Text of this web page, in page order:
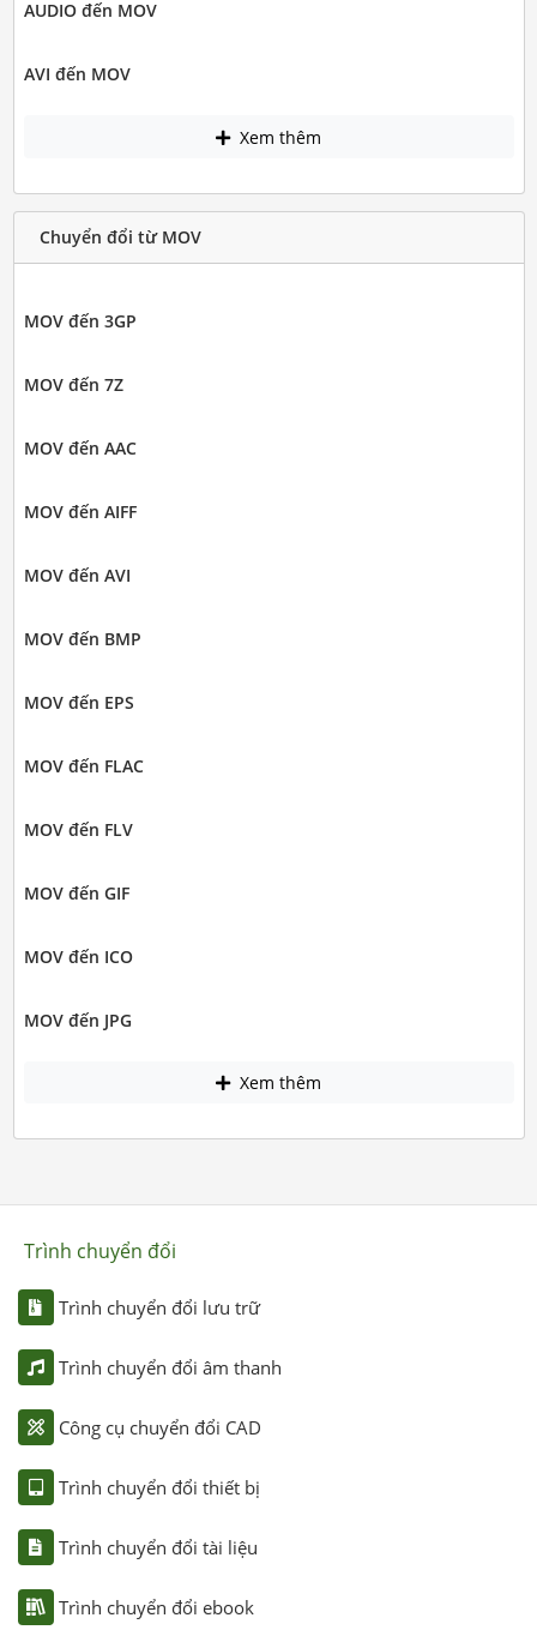
AUDIO đến MOV
AVI đến MOV
Xem thêm
Chuyển đổi từ MOV
MOV đến 3GP
MOV đến 7Z
MOV đến AAC
MOV đến AIFF
MOV đến AVI
MOV đến BMP
MOV đến EPS
MOV đến FLAC
MOV đến FLV
MOV đến GIF
MOV đến ICO
MOV đến JPG
Xem thêm
Trình chuyển đổi
Trình chuyển đổi lưu trữ
Trình chuyển đổi âm thanh
Công cụ chuyển đổi CAD
Trình chuyển đổi thiết bị
Trình chuyển đổi tài liệu
Trình chuyển đổi ebook